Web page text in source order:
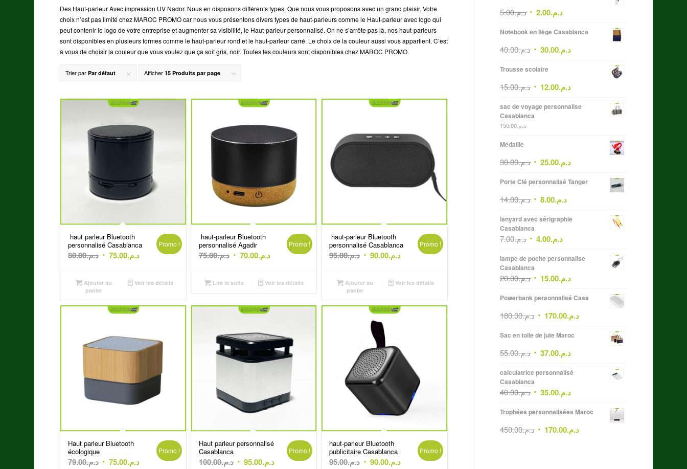
Des Haut-parleur Avec impression UV Nador. Nous en disposons différents types. Que nous vous proposons avec un grand plaisir. Votre
choix n’est pas limité chez MAROC PROMO car nous vous présentons divers types de haut-parleurs comme le Haut-parleur avec logo qui
peut contenir le logo de votre entreprise et augmenter sa visibilité, le Haut-parleur personnalisé. On ne s’arrête pas là, nos haut-parleurs
sont disponibles en plusieurs formes comme le haut-parleur rond et le haut-parleur carré. Le choix de la couleur aussi vous appartient. C’est
à vous de choisir la couleur que vous voulez que ça soit gris, noir. Toutes les couleurs sont disponibles chez MAROC PROMO.
Trier parPar défaut Afficher15 Produits par page
haut parleur Bluetooth
personnalisé Casablanca
د.م.80.00
Le
initial
était :
د.م.80.00.
د.م.75.00
Le
actuel
د.م.75.00.
Promo !
Ajouter au
panier
Voir les détails
haut-parleur Bluetooth
personnalisé Agadir
د.م.75.00
Le
initial
د.م.75.00.
د.م.70.00
Le
actuel
د.م.70.00.
Promo !
Lire la suite Voir les détails
haut-parleur Bluetooth
personnalisé Casablanca
د.م.95.00
Le
initial
était :
د.م.95.00.
د.م.90.00
Le
actuel
د.م.90.00.
Promo !
Ajouter au
panier
Voir les détails
Haut parleur Bluetooth
écologique
د.م.79.00
Le
د.م.75.00
Le
Promo !
Haut parleur personnalisé
Casablanca
د.م.100.00
Le
د.م.95.00
Le
Promo !
haut-parleur Bluetooth
publicitaire Casablanca
د.م.95.00
Le
د.م.90.00
Le
Promo !
د.م.5.00 د.م.2.00
Notebook en liège Casablanca
د.م.40.00 د.م.30.00
Trousse scolaire
د.م.15.00 د.م.12.00
sac de voyage personnalise
Casablanca
د.م. 150.00
Médaille
د.م.30.00 د.م.25.00
Porte Clé personnalisé Tanger
د.م.14.00 د.م.8.00
lanyard avec sérigraphie
Casablanca
د.م.7.00 د.م.4.00
lampe de poche personnalise
Casablanca
د.م.20.00 د.م.15.00
Powerbank personnalisé Casa
د.م.180.00 د.م.170.00
Sac en toile de jute Maroc
د.م.55.00 د.م.37.00
calculatrice personnalisé
Casablanca
د.م.40.00 د.م.35.00
Trophées personnalisées Maroc
د.م.450.00 د.م.170.00